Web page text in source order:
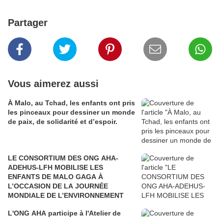
Partager
Vous aimerez aussi
À Malo, au Tchad, les enfants ont pris
les pinceaux pour dessiner un monde
de paix, de solidarité et d’espoir.
LE CONSORTIUM DES ONG AHA-
ADEHUS-LFH MOBILISE LES
ENFANTS DE MALO GAGA À
L’OCCASION DE LA JOURNÉE
MONDIALE DE L’ENVIRONNEMENT
L'ONG AHA participe à l'Atelier de